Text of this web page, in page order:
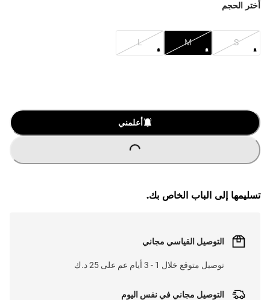
أختر الحجم
S
M
L
أعلمنيL
.
تسليمها إلى الباب الخاص بك.
التوصيل القياسي مجاني
توصيل متوقع خلال 1 - 3 أيام عم على 25 د.ك
التوصيل مجاني في نفس اليوم